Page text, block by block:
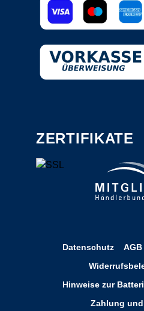
ZERTIFIKATE
Datenschutz AGB
Hinweise zur
Zahlung und